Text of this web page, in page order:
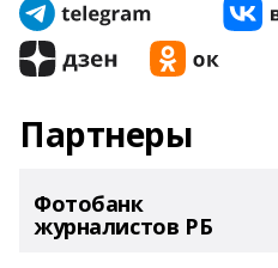
Партнеры
Фотобанк
журналистов РБ